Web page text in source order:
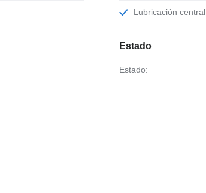
Lubricación central
Estado
Estado: